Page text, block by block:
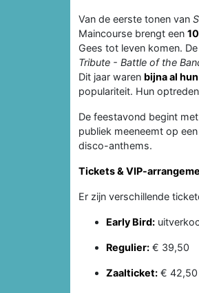
Van de eerste tonen van
Maincourse brengt een
Gees tot leven komen.
Tribute - Battle of the
Dit jaar waren bijna al
populariteit. Hun
De feestavond begint
publiek meeneemt op
disco-anthems.
Tickets & VIP-
Er zijn verschillende
Early Bird:
Regulier: € 39,50
Zaalticket: € 42,50